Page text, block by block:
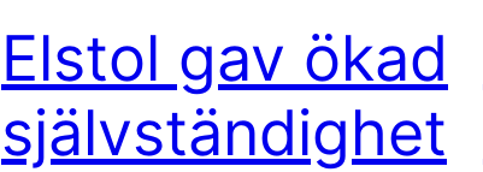
Elstol gav ökad
självständighet